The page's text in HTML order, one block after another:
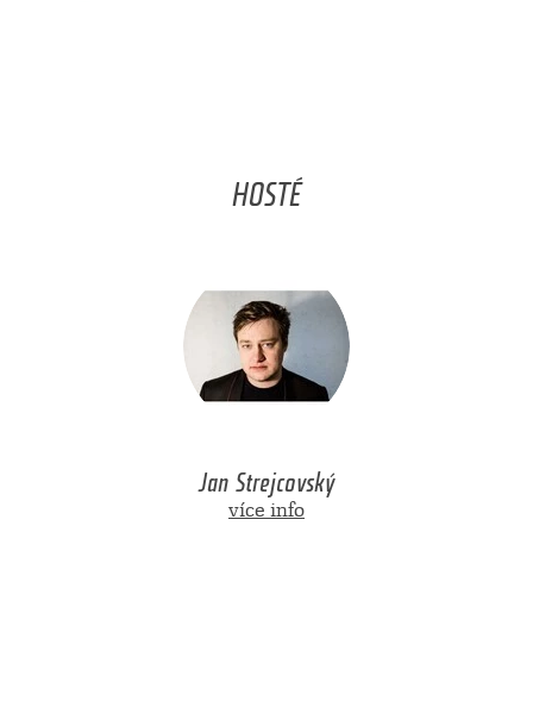
HOSTÉ
Jan Strejcovský
více info